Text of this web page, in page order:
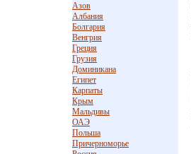
Азов
Албания
Болгария
Венгрия
Греция
Грузия
Доминикана
Египет
Карпаты
Крым
Мальдивы
ОАЭ
Польша
Причерноморье